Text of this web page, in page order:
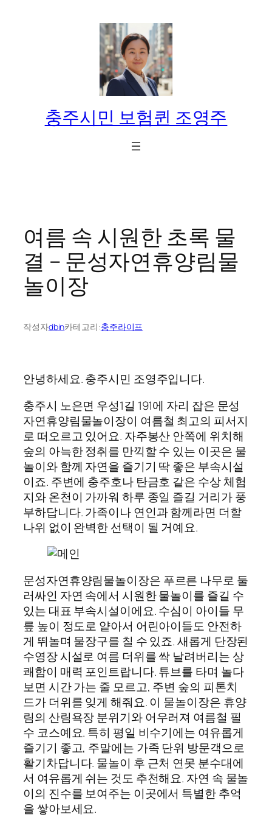
충주시민 보험퀸 조영주
여름 속 시원한 초록 물
결 – 문성자연휴양림물
놀이장
작성자dbin카테고리:충주라이프
안녕하세요. 충주시민 조영주입니다.
충주시 노은면 우성1길 191에 자리 잡은 문성
자연휴양림물놀이장이 여름철 최고의 피서지
로 떠오르고 있어요. 자주봉산 안쪽에 위치해
숲의 아늑한 정취를 만끽할 수 있는 이곳은 물
놀이와 함께 자연을 즐기기 딱 좋은 부속시설
이죠. 주변에 충주호나 탄금호 같은 수상 체험
지와 온천이 가까워 하루 종일 즐길 거리가 풍
부하답니다. 가족이나 연인과 함께라면 더할
나위 없이 완벽한 선택이 될 거예요.
문성자연휴양림물놀이장은 푸르른 나무로 둘
러싸인 자연 속에서 시원한 물놀이를 즐길 수
있는 대표 부속시설이에요. 수심이 아이들 무
릎 높이 정도로 얕아서 어린아이들도 안전하
게 뛰놀며 물장구를 칠 수 있죠. 새롭게 단장된
수영장 시설로 여름 더위를 싹 날려버리는 상
쾌함이 매력 포인트랍니다. 튜브를 타며 놀다
보면 시간 가는 줄 모르고, 주변 숲의 피톤치
드가 더위를 잊게 해줘요. 이 물놀이장은 휴양
림의 산림욕장 분위기와 어우러져 여름철 필
수 코스예요. 특히 평일 비수기에는 여유롭게
즐기기 좋고, 주말에는 가족 단위 방문객으로
활기차답니다. 물놀이 후 근처 연못 분수대에
서 여유롭게 쉬는 것도 추천해요. 자연 속 물놀
이의 진수를 보여주는 이곳에서 특별한 추억
을 쌓아보세요.